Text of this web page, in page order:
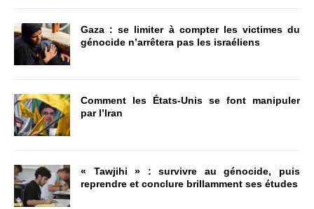
Gaza : se limiter à compter les victimes du
génocide n’arrêtera pas les israéliens
Comment les États-Unis se font manipuler
par l’Iran
« Tawjihi » : survivre au génocide, puis
reprendre et conclure brillamment ses études